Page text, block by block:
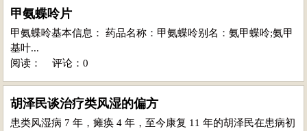
甲氨蝶呤片
甲氨蝶呤基本信息： 药品名称：甲氨蝶呤别名：氨甲蝶呤;氨甲
基叶...
阅读：
评论：0
胡泽民谈治疗类风湿的偏方
患类风湿病 7 年，瘫痪 4 年，至今康复 11 年的胡泽民在患病初